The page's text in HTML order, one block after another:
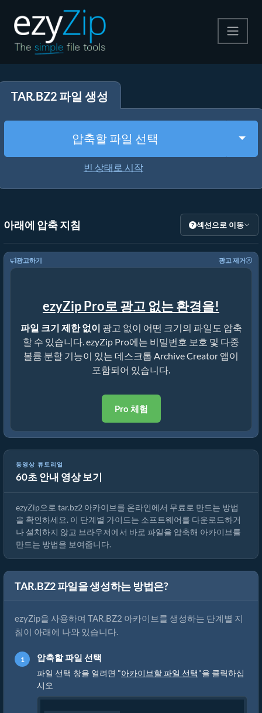
압축 해제
기타 도구
TAR.BZ2 파일 생성
압축할 파일 선택
빈 상태로 시작
아래에 압축 지침 섹션으로 이동
광고하기 광고 제거
ezyZip Pro로 광고 없는 환경을!
파일 크기 제한 없이 광고 없이 어떤 크기의 파일도 압축
할 수 있습니다. ezyZip Pro에는 비밀번호 보호 및 다중
볼륨 분할 기능이 있는 데스크톱 Archive Creator 앱이
포함되어 있습니다.
Pro 체험
동영상 튜토리얼
60초 안내 영상 보기
ezyZip으로 tar.bz2 아카이브를 온라인에서 만드는 방법 (무료, 설치
ezyZip으로 tar.bz2 아카이브를 온라인에서 무료로 만드는 방법
을 확인하세요. 이 단계별 가이드는 소프트웨어를 다운로드하거
나 설치하지 않고 브라우저에서 바로 파일을 압축해 아카이브를
만드는 방법을 보여줍니다.
TAR.BZ2 파일을 생성하는 방법은?
ezyZip을 사용하여 TAR.BZ2 아카이브를 생성하는 단계별 지
침이 아래에 나와 있습니다.
압축할 파일 선택
파일 선택 창을 열려면 "아카이브할 파일 선택"을 클릭하십
시오